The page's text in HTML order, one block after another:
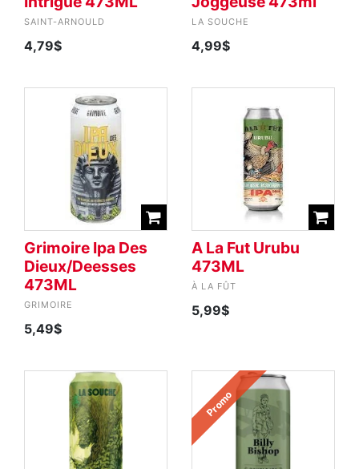
SAINT-ARNOULD
4,79$
LA SOUCHE
4,99$
Grimoire Ipa Des
Dieux/Deesses
473ML
GRIMOIRE
5,49$
A La Fut Urubu
473ML
À LA FÛT
5,99$
Promo